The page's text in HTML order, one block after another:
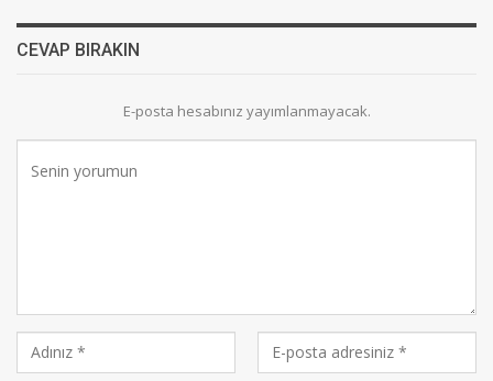
CEVAP BIRAKIN
E-posta hesabınız yayımlanmayacak.